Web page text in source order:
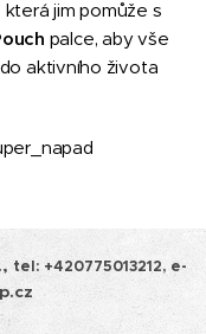
jim pomůže s
palce, aby vše
aktivního života
tel: +420775013212, e-